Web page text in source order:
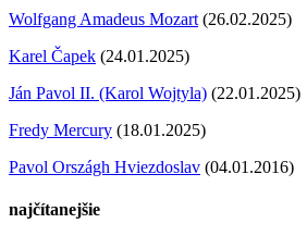
Wolfgang Amadeus Mozart (26.02.2025)
Karel Čapek (24.01.2025)
Ján Pavol II. (Karol Wojtyla) (22.01.2025)
Fredy Mercury (18.01.2025)
Pavol Országh Hviezdoslav (04.01.2016)
najčítanejšie